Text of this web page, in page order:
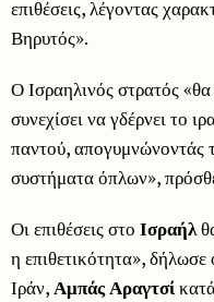
επιθέσεις, λέγοντας
Βηρυτός».
Ο Ισραηλινός στρατός
συνεχίσει να γδέρνει το
παντού, απογυμνώνοντάς
συστήματα όπλων»,
Οι επιθέσεις στο Ισραήλ
η επιθετικότητα»,
Ιράν,Αμπάς Αραγτσί